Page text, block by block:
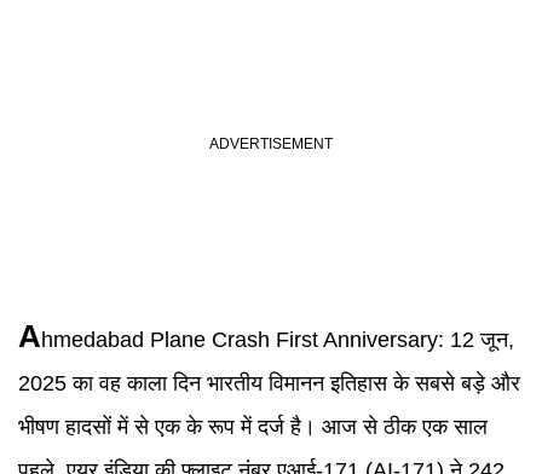
Ahmedabad Plane Crash First Anniversary: 12 जून,
2025 का वह काला दिन भारतीय विमानन इतिहास के सबसे बड़े और
भीषण हादसों में से एक के रूप में दर्ज है। आज से ठीक एक साल